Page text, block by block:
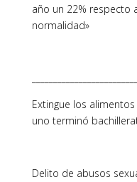
año un 22% respecto
normalidad»
Extingue los
uno terminó
Delito de abusos